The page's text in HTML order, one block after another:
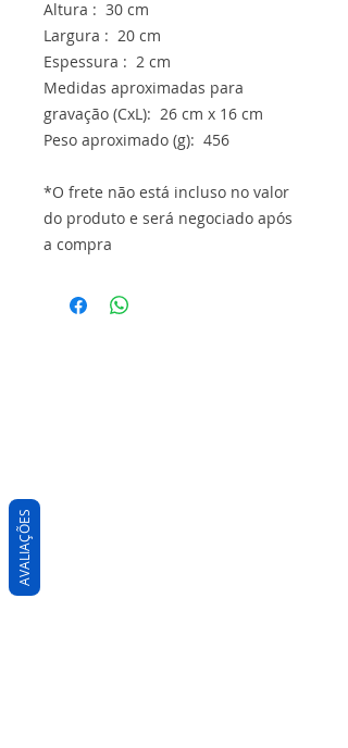
Altura : 30 cm
Largura : 20 cm
Espessura : 2 cm
Medidas aproximadas para
gravação (CxL): 26 cm x 16 cm
Peso aproximado (g): 456
*O frete não está incluso no valor
do produto e será negociado após
a compra
AVALIAÇÕES